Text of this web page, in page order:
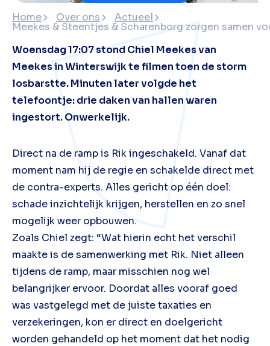
Home Over ons Actueel
Meekes & Steentjes & Scharenborg zorgen samen
Woensdag 17:07 stond Chiel Meekes van
Meekes in Winterswijk te filmen toen de storm
losbarstte. Minuten later volgde het
telefoontje: drie daken van hallen waren
ingestort. Onwerkelijk.
Direct na de ramp is Rik ingeschakeld. Vanaf dat
moment nam hij de regie en schakelde direct met
de contra-experts. Alles gericht op één doel:
schade inzichtelijk krijgen, herstellen en zo snel
mogelijk weer opbouwen.
Zoals Chiel zegt: “Wat hierin echt het verschil
maakte is de samenwerking met Rik. Niet alleen
tijdens de ramp, maar misschien nog wel
belangrijker ervoor. Doordat alles vooraf goed
was vastgelegd met de juiste taxaties en
verzekeringen, kon er direct en doelgericht
worden gehandeld op het moment dat het nodig